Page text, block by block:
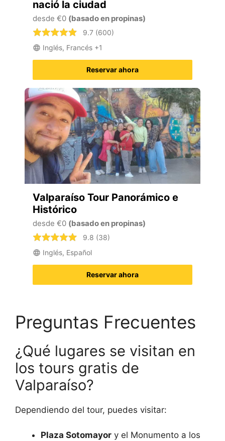
nació la ciudad
desde €0 (basado en propinas)
9.7 (600)
Inglés, Francés +1
Reservar ahora
Valparaíso Tour Panorámico e
Histórico
desde €0 (basado en propinas)
9.8 (38)
Inglés, Español
Reservar ahora
Preguntas Frecuentes
¿Qué lugares se visitan en
los tours gratis de
Valparaíso?
Dependiendo del tour, puedes visitar:
Plaza Sotomayor y el Monumento a los